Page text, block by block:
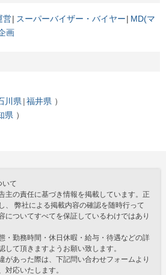
営 スーパーバイザー・バイヤー
MD(マ
画
川県 福井県
県
いて
主の責任に基づき情報を掲載しています。正
、 弊社による掲載内容の確認を随時行って
についてすべてを保証しているわけではあり
・勤務時間・休日休暇・給与・待遇などの詳
して頂きますようお願い致します。
があった際は、下記問い合わせフォームより
対応いたします。